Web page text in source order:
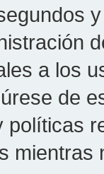
a los
de
políticas
mientras